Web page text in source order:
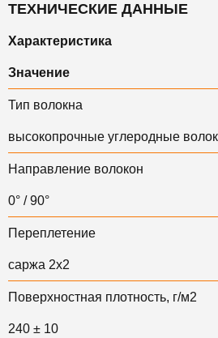
ТЕХНИЧЕСКИЕ ДАННЫЕ
Характеристика
Значение
Тип волокна
высокопрочные углеродные
Направление волокон
0° / 90°
Переплетение
саржа 2х2
Поверхностная плотность, г/м2
240 ± 10